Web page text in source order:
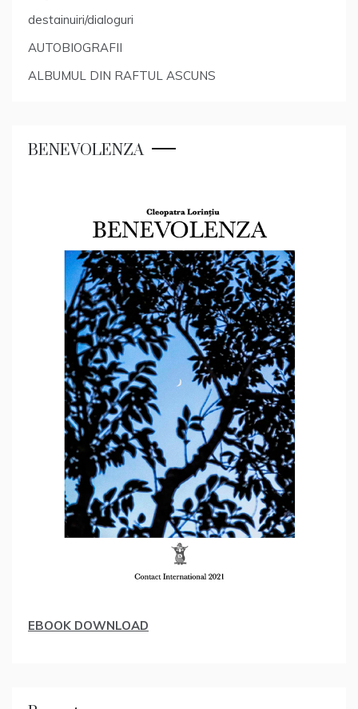
destainuiri/dialoguri
AUTOBIOGRAFII
ALBUMUL DIN RAFTUL ASCUNS
BENEVOLENZA
EBOOK DOWNLOAD